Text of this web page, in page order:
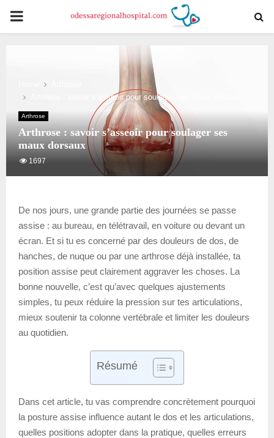
PRIMARY
Arthrose : savoir s’asseoir pour soulager ses maux dorsaux
Arthrose
Arthrose : savoir s’asseoir pour soulager ses
maux dorsaux
1697
De nos jours, une grande partie des journées se passe
assise : au bureau, en télétravail, en voiture ou devant un
écran. Et si tu es concerné par des douleurs de dos, de
hanches, de nuque ou par une arthrose déjà installée, ta
position assise peut clairement aggraver les choses. La
bonne nouvelle, c’est qu’avec quelques ajustements
simples, tu peux réduire la pression sur tes articulations,
mieux soutenir ta colonne vertébrale et limiter les douleurs
au quotidien.
Résumé
Dans cet article, tu vas comprendre concrètement pourquoi
la posture assise influence autant le dos et les articulations,
quelles positions adopter dans la pratique, quelles erreurs